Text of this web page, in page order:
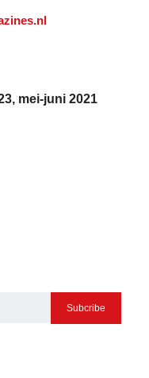
mei-juni 2021
Subcribe